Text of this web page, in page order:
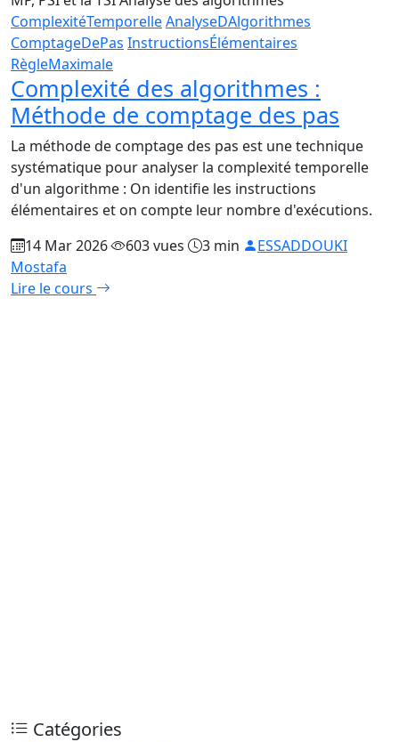
ComplexitéTemporelleAnalyseDAlgorithmes
ComptageDePas InstructionsÉlémentaires
RègleMaximale
Complexité des algorithmes :
Méthode de comptage des pas
La méthode de comptage des pas est une technique
systématique pour analyser la complexité temporelle
d'un algorithme : On identifie les instructions
élémentaires et on compte leur nombre d'exécutions.
14 Mar 2026
603 vues 3 min
ESSADDOUKI
Mostafa
Lire le cours
Catégories